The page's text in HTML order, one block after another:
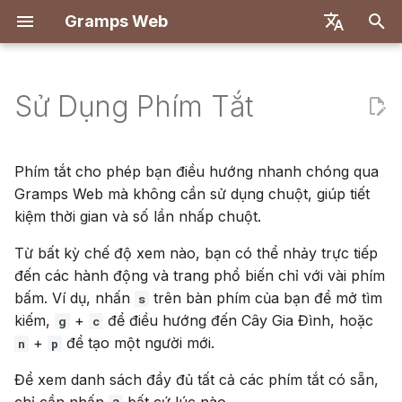
Gramps Web
Español
简体中文
Türkçe
Русский
Português
Dansk
i
a
l
i
z
n
Tính năng
Bắt đầu
Dùng thử cục bộ
Cài đặt và Triển khai
Triển khai với Docker
Docker với Let's Encrypt
DigitalOcean
TrueNAS
Quản trị máy chủ
Hệ thống người dùng
Cấu hình máy chủ
Xác thực OIDC
Thiết lập trò chuyện AI
Thiết lập đa cây
Cập nhật
Giới thiệu
Tạo tài khoản chủ sở hữu
Nhập dữ liệu
Xuất dữ liệu
Quản lý người dùng
Cài đặt quản trị
Đồng bộ với Gramps
Đăng ký
Đăng nhập lần đầu
Tìm kiếm
Cây gia phả
Dòng thời gian
Bản đồ
Thêm tệp phương tiện
Gắn thẻ người trong ảnh
Sử dụng blog
Quản lý nhiệm vụ
Thẻ
Chỉnh sửa trong cây
Tổng quan
Khớp DNA
Trình duyệt nhiễm sắc thể
Y-DNA
Báo cáo
Dấu trang
Lịch sử
Lịch sử sửa đổi
Bộ lọc GQL
Trợ lý AI
Tìm kiếm bên ngoài
Tổng quan
Backend
Giới thiệu
Thiết lập phát triển
Đặc tả API
Truy vấn thủ công
Frontend
Giới thiệu
Thiết lập phát triển
Kiến trúc
Dịch thuật
Sử Dụng Phím Tắt
Phím tắt cho phép bạn điều hướng nhanh chóng qua
Gramps Web mà không cần sử dụng chuột, giúp tiết
kiệm thời gian và số lần nhấp chuột.
Từ bất kỳ chế độ xem nào, bạn có thể nhảy trực tiếp
đến các hành động và trang phổ biến chỉ với vài phím
bấm. Ví dụ, nhấn s trên bàn phím của bạn để mở tìm
kiếm,
g + c để điều hướng đến Cây Gia Đình, hoặc
n + p để tạo một người mới.
Để xem danh sách đầy đủ tất cả các phím tắt có sẵn,